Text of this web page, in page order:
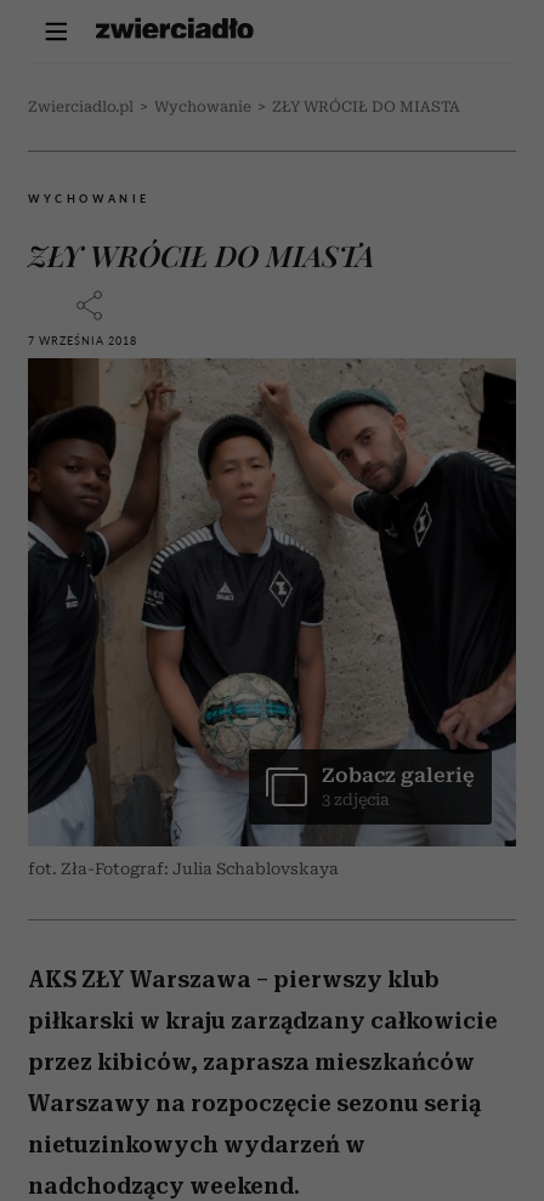
Zwierciadlo.pl > Wychowanie > ZŁY WRÓCIŁ DO MIASTA
WYCHOWANIE
ZŁY WRÓCIŁ DO MIASTA
7 WRZEŚNIA 2018
fot. Zła-Fotograf: Julia Schablovskaya
Zobacz galerię
3 zdjęcia
AKS ZŁY Warszawa – pierwszy klub
piłkarski w kraju zarządzany całkowicie
przez kibiców, zaprasza mieszkańców
Warszawy na rozpoczęcie sezonu serią
nietuzinkowych wydarzeń w
nadchodzący weekend.